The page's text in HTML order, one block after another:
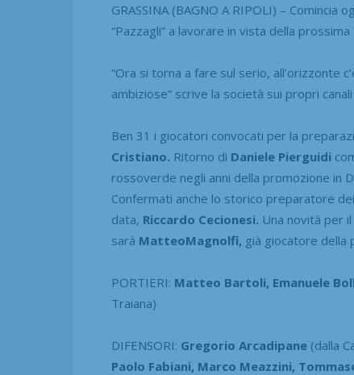
GRASSINA (BAGNO A RIPOLI) –
“Pazzagli” a lavorare in vista della
“Ora si torna a fare sul serio, all’orizzonte
ambiziose” scrive la società sui propri
Ben 31 i giocatori convocati per la
Cristiano. Ritorno di Daniele Pierguidi
rossoverde negli anni della promozione in
Confermati anche lo storico preparatore
data, Riccardo Cecionesi. Una novità per
sarà MatteoMagnolfi, già giocatore della
PORTIERI: Matteo Bartoli, Emanuele
Traiana)
DIFENSORI: Gregorio Arcadipane (dalla
Paolo Fabiani, Marco Meazzini,